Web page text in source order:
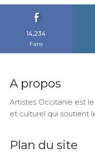
14,234
Fans
A propos
Artistes Occitanie est
et culturel qui soutient
Plan du site